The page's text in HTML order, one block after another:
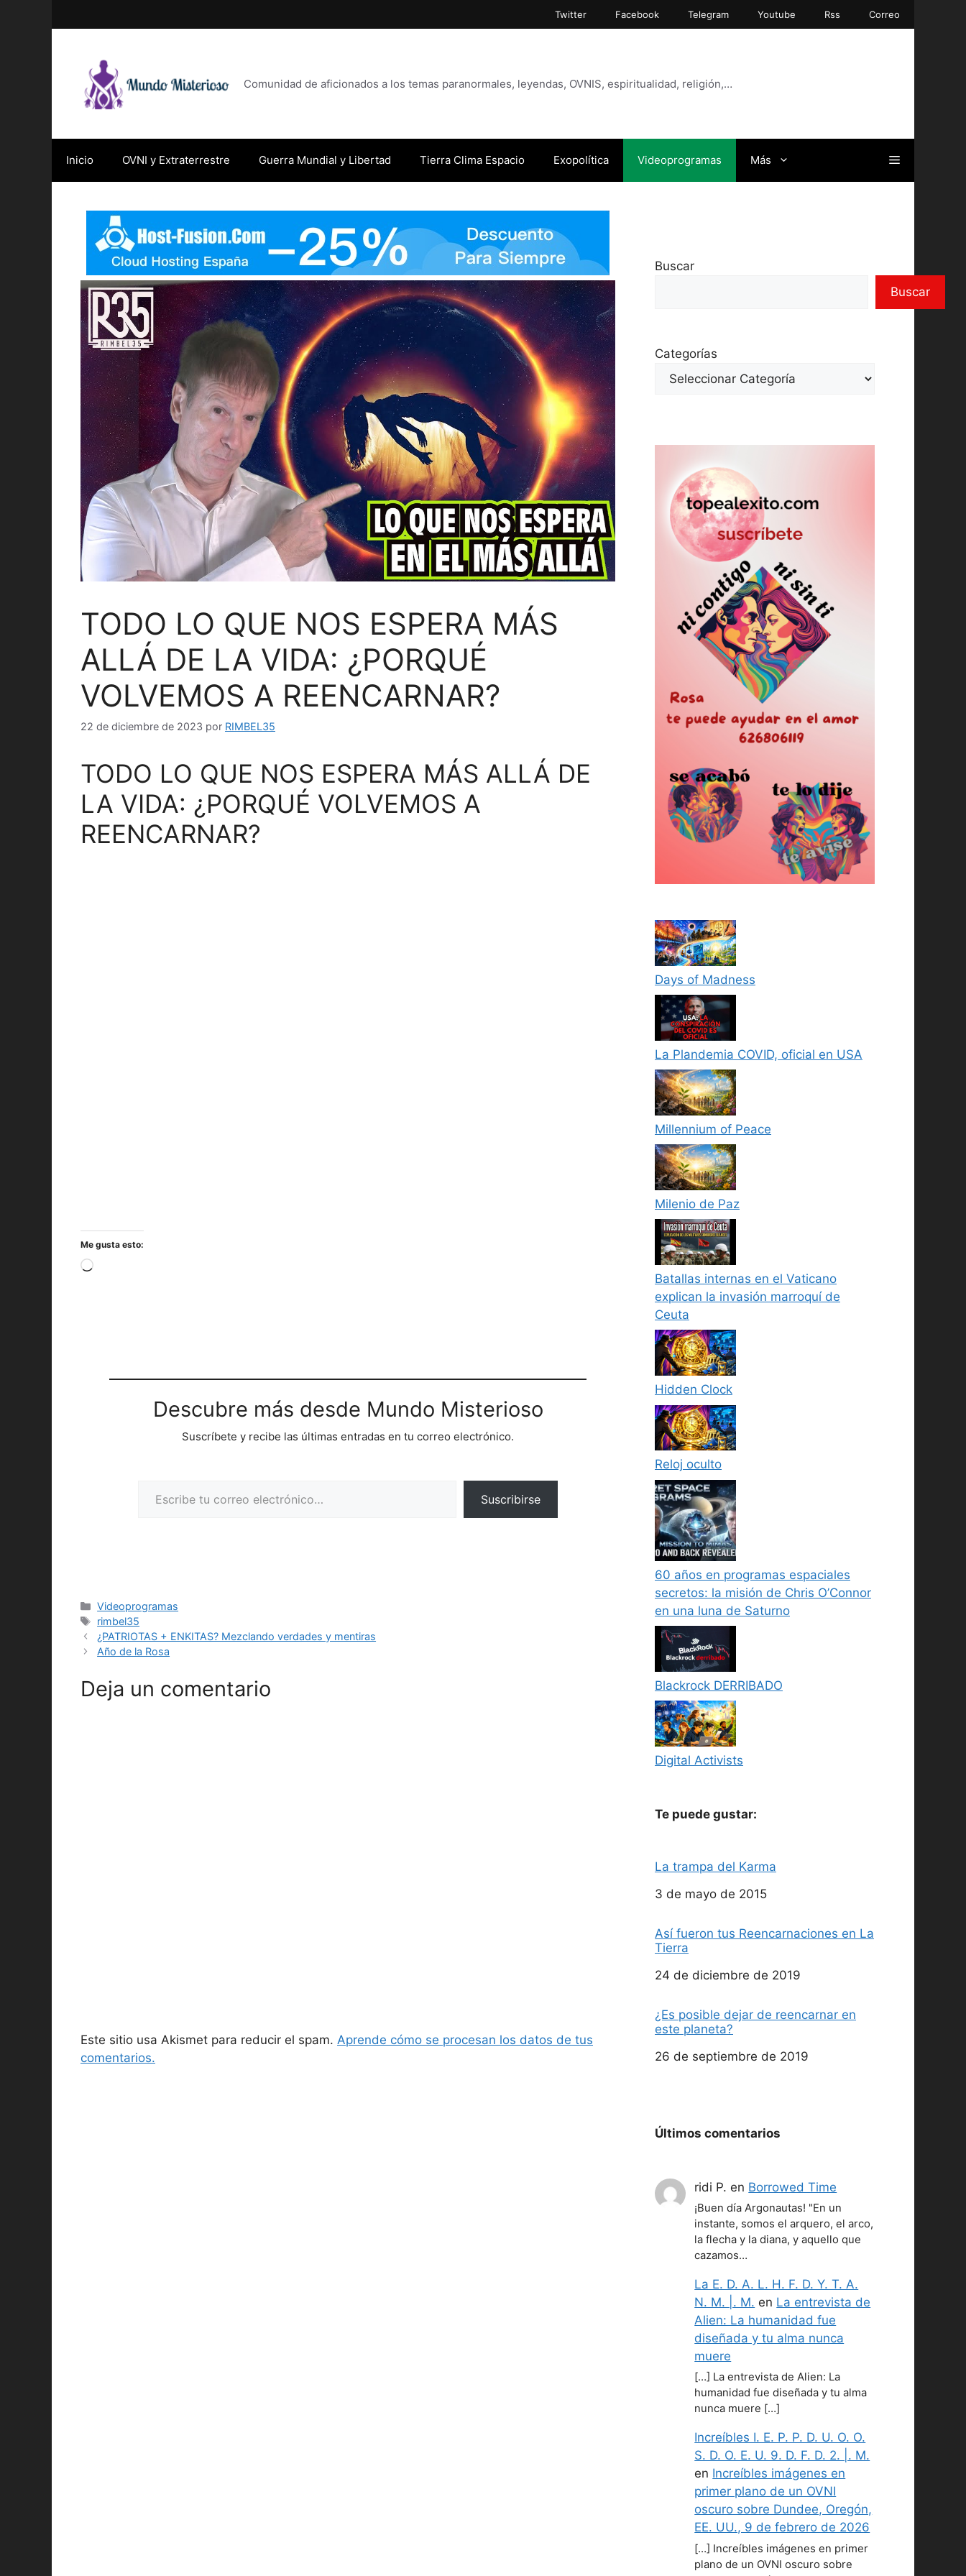
Twitter Facebook Telegram Youtube Rss Correo
Comunidad de aficionados a los temas paranormales, leyendas, OVNIS, espiritualidad, religión,…
Inicio OVNI y Extraterrestre Guerra Mundial y Libertad Tierra Clima Espacio Exopolítica Videoprogramas Más
TODO LO QUE NOS ESPERA MÁS
ALLÁ DE LA VIDA: ¿PORQUÉ
VOLVEMOS A REENCARNAR?
22 de diciembre de 2023 por RIMBEL35
TODO LO QUE NOS ESPERA MÁS ALLÁ DE
LA VIDA: ¿PORQUÉ VOLVEMOS A
REENCARNAR?
Me gusta esto:
Cargando...
Descubre más desde Mundo Misterioso
Suscríbete y recibe las últimas entradas en tu correo electrónico.
Suscribirse
Categorías
Videoprogramas
Etiquetas
rimbel35
¿PATRIOTAS + ENKITAS? Mezclando verdades y mentiras
Año de la Rosa
Deja un comentario
Este sitio usa Akismet para reducir el spam. Aprende cómo se procesan los datos de tus
comentarios.
Buscar
Buscar
Categorías
Days of Madness
La Plandemia COVID, oficial en USA
Millennium of Peace
Milenio de Paz
Batallas internas en el Vaticano
explican la invasión marroquí de
Ceuta
Hidden Clock
Reloj oculto
60 años en programas espaciales
secretos: la misión de Chris O’Connor
en una luna de Saturno
Blackrock DERRIBADO
Digital Activists
Te puede gustar:
La trampa del Karma
Fecha
3 de mayo de 2015
Así fueron tus Reencarnaciones en La
Tierra
Fecha
24 de diciembre de 2019
¿Es posible dejar de reencarnar en
este planeta?
Fecha
26 de septiembre de 2019
Últimos comentarios
ridi P. en Borrowed Time
¡Buen día Argonautas! "En un
instante, somos el arquero, el arco,
la flecha y la diana, y aquello que
cazamos…
La E. D. A. L. H. F. D. Y. T. A.
N. M. |. M. en La entrevista de
Alien: La humanidad fue
diseñada y tu alma nunca
muere
[…] La entrevista de Alien: La
humanidad fue diseñada y tu alma
nunca muere […]
Increíbles I. E. P. P. D. U. O. O.
S. D. O. E. U. 9. D. F. D. 2. |. M.
en Increíbles imágenes en
primer plano de un OVNI
oscuro sobre Dundee, Oregón,
EE. UU., 9 de febrero de 2026
[…] Increíbles imágenes en primer
plano de un OVNI oscuro sobre